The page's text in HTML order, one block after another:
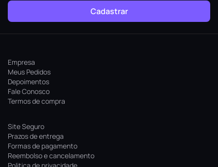
Cadastrar
Empresa
Meus Pedidos
Depoimentos
Fale Conosco
Termos de compra
Site Seguro
Prazos de entrega
Formas de pagamento
Reembolso e cancelamento